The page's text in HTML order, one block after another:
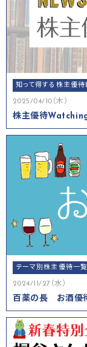
知って得する株主優待
2025/04/10（木）
株主優待
テーマ別株主優待一覧
2024/11/27（水）
百薬の長 お酒優